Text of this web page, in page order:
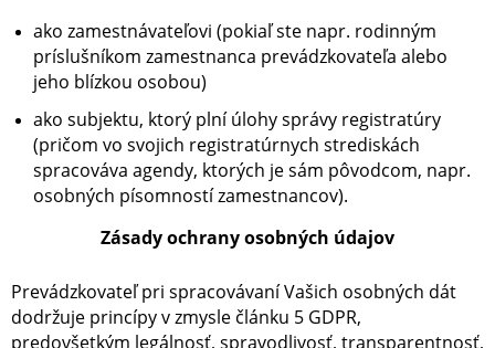
ako zamestnávateľovi (pokiaľ ste napr. rodinným
príslušníkom zamestnanca prevádzkovateľa alebo
jeho blízkou osobou)
ako subjektu, ktorý plní úlohy správy registratúry
(pričom vo svojich registratúrnych strediskách
spracováva agendy, ktorých je sám pôvodcom, napr.
osobných písomností zamestnancov).
Zásady ochrany osobných údajov
Prevádzkovateľ pri spracovávaní Vašich osobných dát
dodržuje princípy v zmysle článku 5 GDPR,
predovšetkým legálnosť, spravodlivosť, transparentnosť,